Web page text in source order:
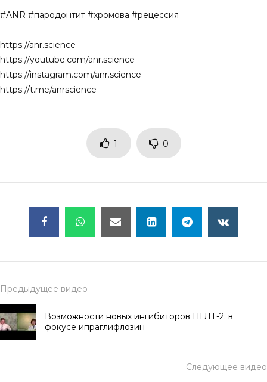
#ANR #пародонтит #хромова #рецессия
https://anr.science
https://youtube.com/anr.science
https://instagram.com/anr.science
https://t.me/anrscience
1 0
Предыдущее видео
Возможности новых ингибиторов НГЛТ-2: в
фокусе ипраглифлозин
Следующее видео